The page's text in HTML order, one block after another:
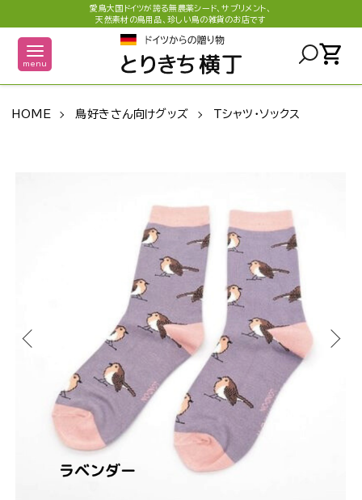
愛鳥大国ドイツが誇る無農薬シード、サプリメント、
天然素材の鳥用品、珍しい鳥の雑貨のお店です
menu shopping_cart
HOME 鳥好きさん向けグッズ Tシャツ・ソックス